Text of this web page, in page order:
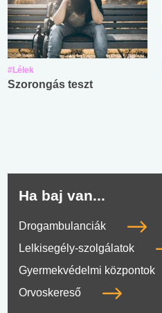
#Lélek
Szorongás teszt
Ha baj van...
Drogambulanciák
Lelkisegély-szolgálatok
Gyermekvédelmi központok
Orvoskereső